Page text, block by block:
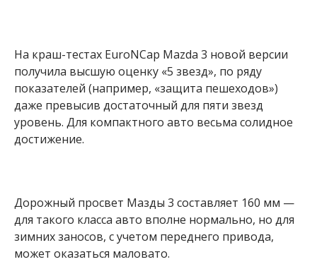
На краш-тестах EuroNCap Mazda 3 новой версии
получила высшую оценку «5 звезд», по ряду
показателей (например, «защита пешеходов»)
даже превысив достаточный для пяти звезд
уровень. Для компактного авто весьма солидное
достижение.
Дорожный просвет Мазды 3 составляет 160 мм —
для такого класса авто вполне нормально, но для
зимних заносов, с учетом переднего привода,
может оказаться маловато.